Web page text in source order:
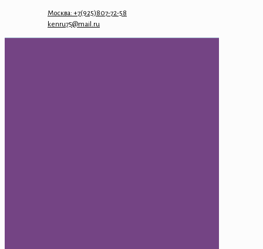
Москва: +7(925)807-72-58
kenru75@mail.ru